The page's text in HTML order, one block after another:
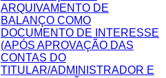
ARQUIVAMENTO DE
BALANÇO COMO
DOCUMENTO DE INTERESSE
(APÓS APROVAÇÃO DAS
CONTAS DO
TITULAR/ADMINISTRADOR E